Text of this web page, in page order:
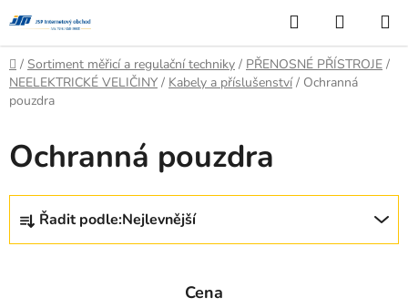
na
obsah
Hledat
KOŠÍK
Domů
/ Sortiment měřicí a regulační techniky / PŘENOSNÉ PŘÍSTROJE /
NEELEKTRICKÉ VELIČINY / Kabely a příslušenství / Ochranná
pouzdra
Ochranná pouzdra
Ř
z
Řadit podle:Nejlevnější
Cena